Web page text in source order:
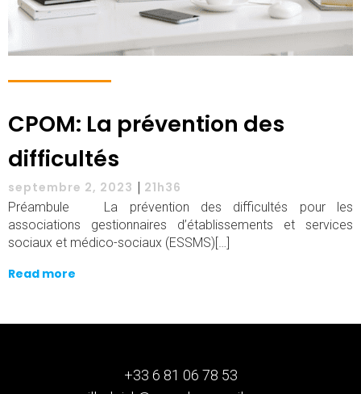
CPOM: La prévention des
difficultés
septembre 2, 2023 | 21h36
Préambule La prévention des difficultés pour les
associations gestionnaires d’établissements et services
sociaux et médico-sociaux (ESSMS)[…]
Read more
+33 6 81 06 78 53